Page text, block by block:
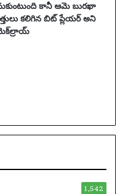
కానీ ఆమె బురఖా
కలిగిన బిట్ ప్లేయర్ అని
1,542